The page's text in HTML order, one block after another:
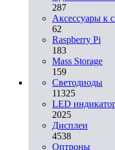
287
Аксессуары к
62
Raspberry Pi
183
Mass Storage
159
Светодиоды
11325
LED
2025
Дисплеи
4538
Оптроны